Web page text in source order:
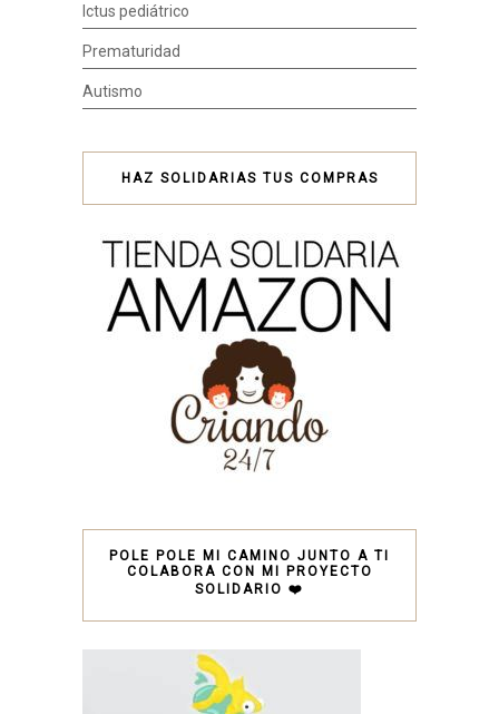
Ictus pediátrico
Prematuridad
Autismo
HAZ SOLIDARIAS TUS COMPRAS
POLE POLE MI CAMINO JUNTO A TI
COLABORA CON MI PROYECTO
SOLIDARIO ❤️